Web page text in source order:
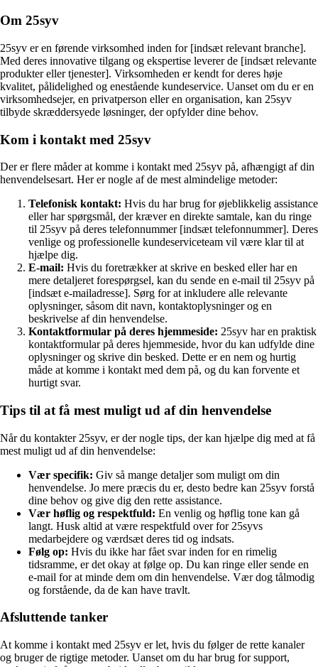
Om 25syv
25syv er en førende virksomhed inden for [indsæt relevant branche].
Med deres innovative tilgang og ekspertise leverer de [indsæt relevante
produkter eller tjenester]. Virksomheden er kendt for deres høje
kvalitet, pålidelighed og enestående kundeservice. Uanset om du er en
virksomhedsejer, en privatperson eller en organisation, kan 25syv
tilbyde skræddersyede løsninger, der opfylder dine behov.
Kom i kontakt med 25syv
Der er flere måder at komme i kontakt med 25syv på, afhængigt af din
henvendelsesart. Her er nogle af de mest almindelige metoder:
Telefonisk kontakt: Hvis du har brug for øjeblikkelig assistance
eller har spørgsmål, der kræver en direkte samtale, kan du ringe
til 25syv på deres telefonnummer [indsæt telefonnummer]. Deres
venlige og professionelle kundeserviceteam vil være klar til at
hjælpe dig.
E-mail: Hvis du foretrækker at skrive en besked eller har en
mere detaljeret forespørgsel, kan du sende en e-mail til 25syv på
[indsæt e-mailadresse]. Sørg for at inkludere alle relevante
oplysninger, såsom dit navn, kontaktoplysninger og en
beskrivelse af din henvendelse.
Kontaktformular på deres hjemmeside: 25syv har en praktisk
kontaktformular på deres hjemmeside, hvor du kan udfylde dine
oplysninger og skrive din besked. Dette er en nem og hurtig
måde at komme i kontakt med dem på, og du kan forvente et
hurtigt svar.
Tips til at få mest muligt ud af din henvendelse
Når du kontakter 25syv, er der nogle tips, der kan hjælpe dig med at få
mest muligt ud af din henvendelse:
Vær specifik: Giv så mange detaljer som muligt om din
henvendelse. Jo mere præcis du er, desto bedre kan 25syv forstå
dine behov og give dig den rette assistance.
Vær høflig og respektfuld: En venlig og høflig tone kan gå
langt. Husk altid at være respektfuld over for 25syvs
medarbejdere og værdsæt deres tid og indsats.
Følg op: Hvis du ikke har fået svar inden for en rimelig
tidsramme, er det okay at følge op. Du kan ringe eller sende en
e-mail for at minde dem om din henvendelse. Vær dog tålmodig
og forstående, da de kan have travlt.
Afsluttende tanker
At komme i kontakt med 25syv er let, hvis du følger de rette kanaler
og bruger de rigtige metoder. Uanset om du har brug for support,